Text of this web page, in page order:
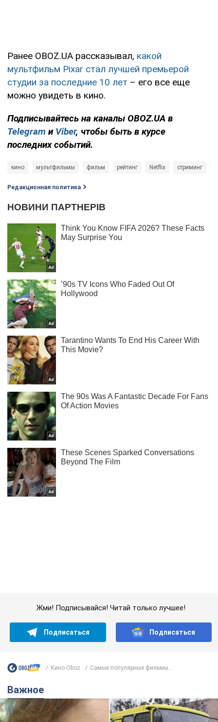
Ранее OBOZ.UA рассказывал, какой
мультфильм Pixar стал лучшей премьерой
студии за последние 10 лет – его все еще
можно увидеть в кино.
Подписывайтесь на каналы OBOZ.UA в
Telegram и Viber, чтобы быть в курсе
последних событий.
кино мультфильмы фильм рейтинг Netflix стриминг
Редакционная политика
Во Львове женщина спровоцировала конфликт,